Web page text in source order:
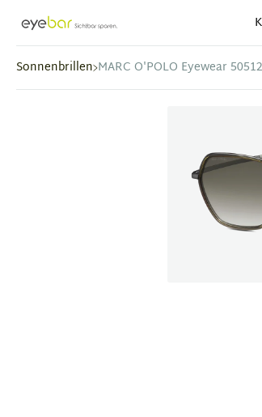
Abele Optic
Sonnenbrillen MARC O'POLO Eyewear